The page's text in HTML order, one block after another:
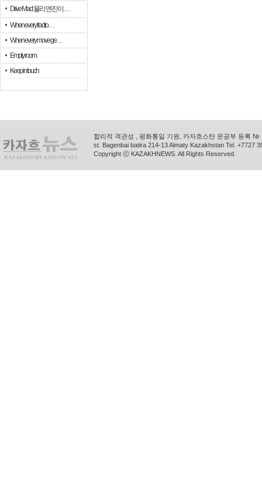
Drive Mad: 물리 엔진이 …
When every fractio…
When every move ge…
Empty room
Keep in touch
합리적 객관성 , 평화통일 기원, 카자흐스탄 문공부 등록
st. Bagenbai batira 214-13 Almaty Kazakhstan Tel. +7727
Copyright ⓒ KAZAKHNEWS. All Rights Reserved.